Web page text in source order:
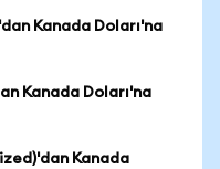
Kanada Doları'na
Kanada Doları'na
Kanada